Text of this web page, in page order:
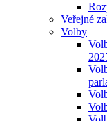
Veřejné
Volby